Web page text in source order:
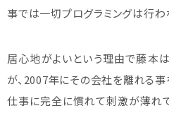
事では一切プログラミングは行わ
居心地がよいという理由で藤本
が、2007年にその会社を離れる事
仕事に完全に慣れて刺激が薄れ